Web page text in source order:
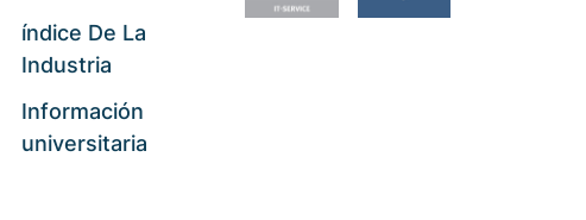
índice De La
Industria
Información
universitaria